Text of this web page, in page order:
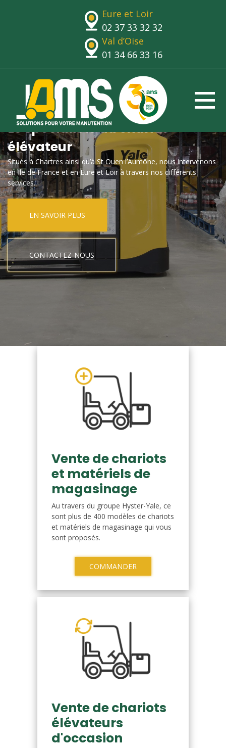
Eure et Loir
02 37 33 32 32
Val d’Oise
01 34 66 33 16
Le spécialiste du chariot
élévateur
Situés à Chartres ainsi qu’à St Ouen l’Aumône, nous intervenons
en Ile de France et en Eure et Loir à travers nos différents
services.
EN SAVOIR PLUS
CONTACTEZ-NOUS
Vente de chariots
et matériels de
magasinage
Au travers du groupe Hyster-Yale, ce
sont plus de 400 modèles de chariots
et matériels de magasinage qui vous
sont proposés.
COMMANDER
Vente de chariots
élévateurs
d'occasion